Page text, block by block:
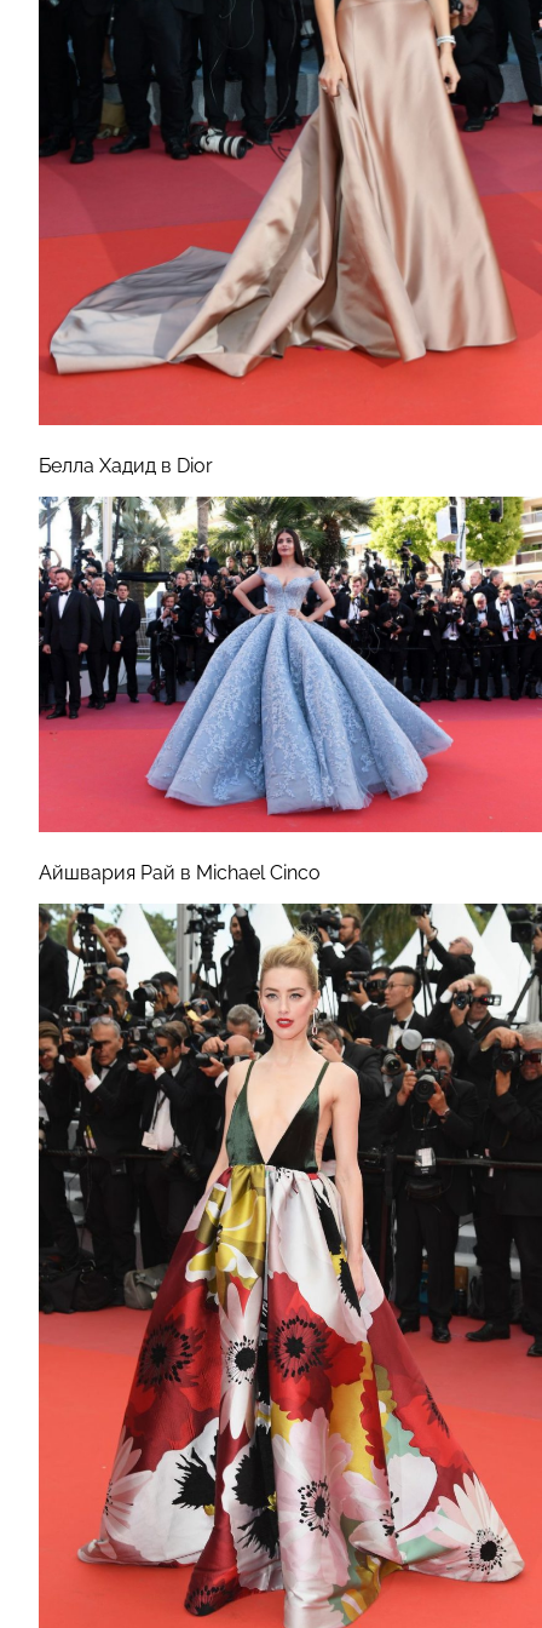
Белла Хадид в Dior
Айшвария Рай в Michael Cinco